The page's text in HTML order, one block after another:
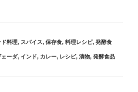
ド料理, スパイス, 保存食, 料理レシピ, 発酵食
ーダ, インド, カレー, レシピ, 漬物, 発酵食品